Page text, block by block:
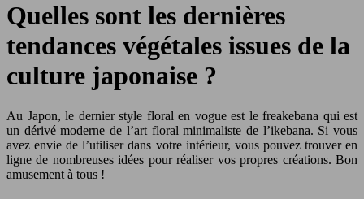
Quelles sont les dernières
tendances végétales issues de la
culture japonaise ?
Au Japon, le dernier style floral en vogue est le freakebana qui est
un dérivé moderne de l’art floral minimaliste de l’ikebana. Si vous
avez envie de l’utiliser dans votre intérieur, vous pouvez trouver en
ligne de nombreuses idées pour réaliser vos propres créations. Bon
amusement à tous !